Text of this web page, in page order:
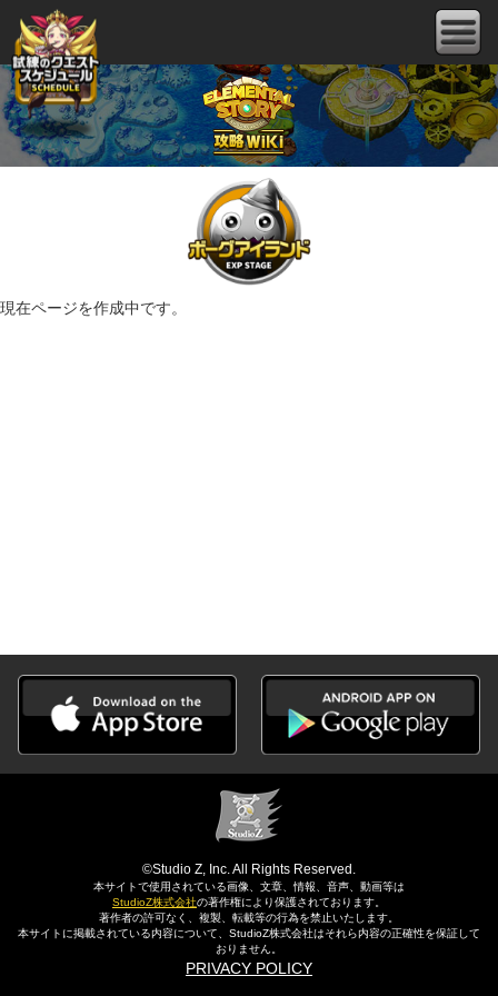
現在ページを作成中です。
©Studio Z, Inc. All Rights Reserved.
本サイトで使用されている画像、文章、情報、音声、動画等は
StudioZ株式会社の著作権により保護されております。
著作者の許可なく、複製、転載等の行為を禁止いたします。
本サイトに掲載されている内容について、StudioZ株式会社はそれら内容の正確性を保証して
おりません。
PRIVACY POLICY